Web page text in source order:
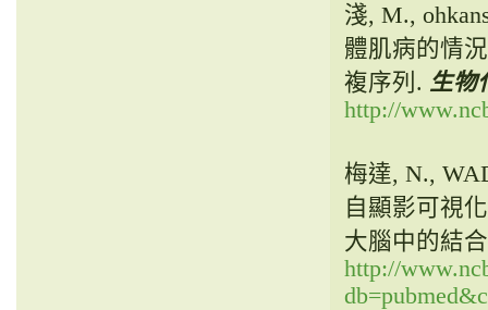
淺, M.,
體肌病的情
複序列. 生物
http://
梅達, N.,
自顯影可視
大腦中的結
http://